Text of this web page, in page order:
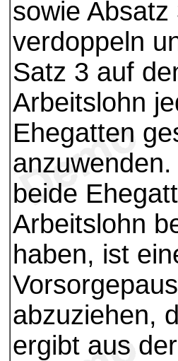
sowie Absatz
verdoppeln
Satz 3 auf
Arbeitslohn
Ehegatten
anzuwenden.
beide
Arbeitslohn
haben, ist
abzuziehen,
ergibt aus